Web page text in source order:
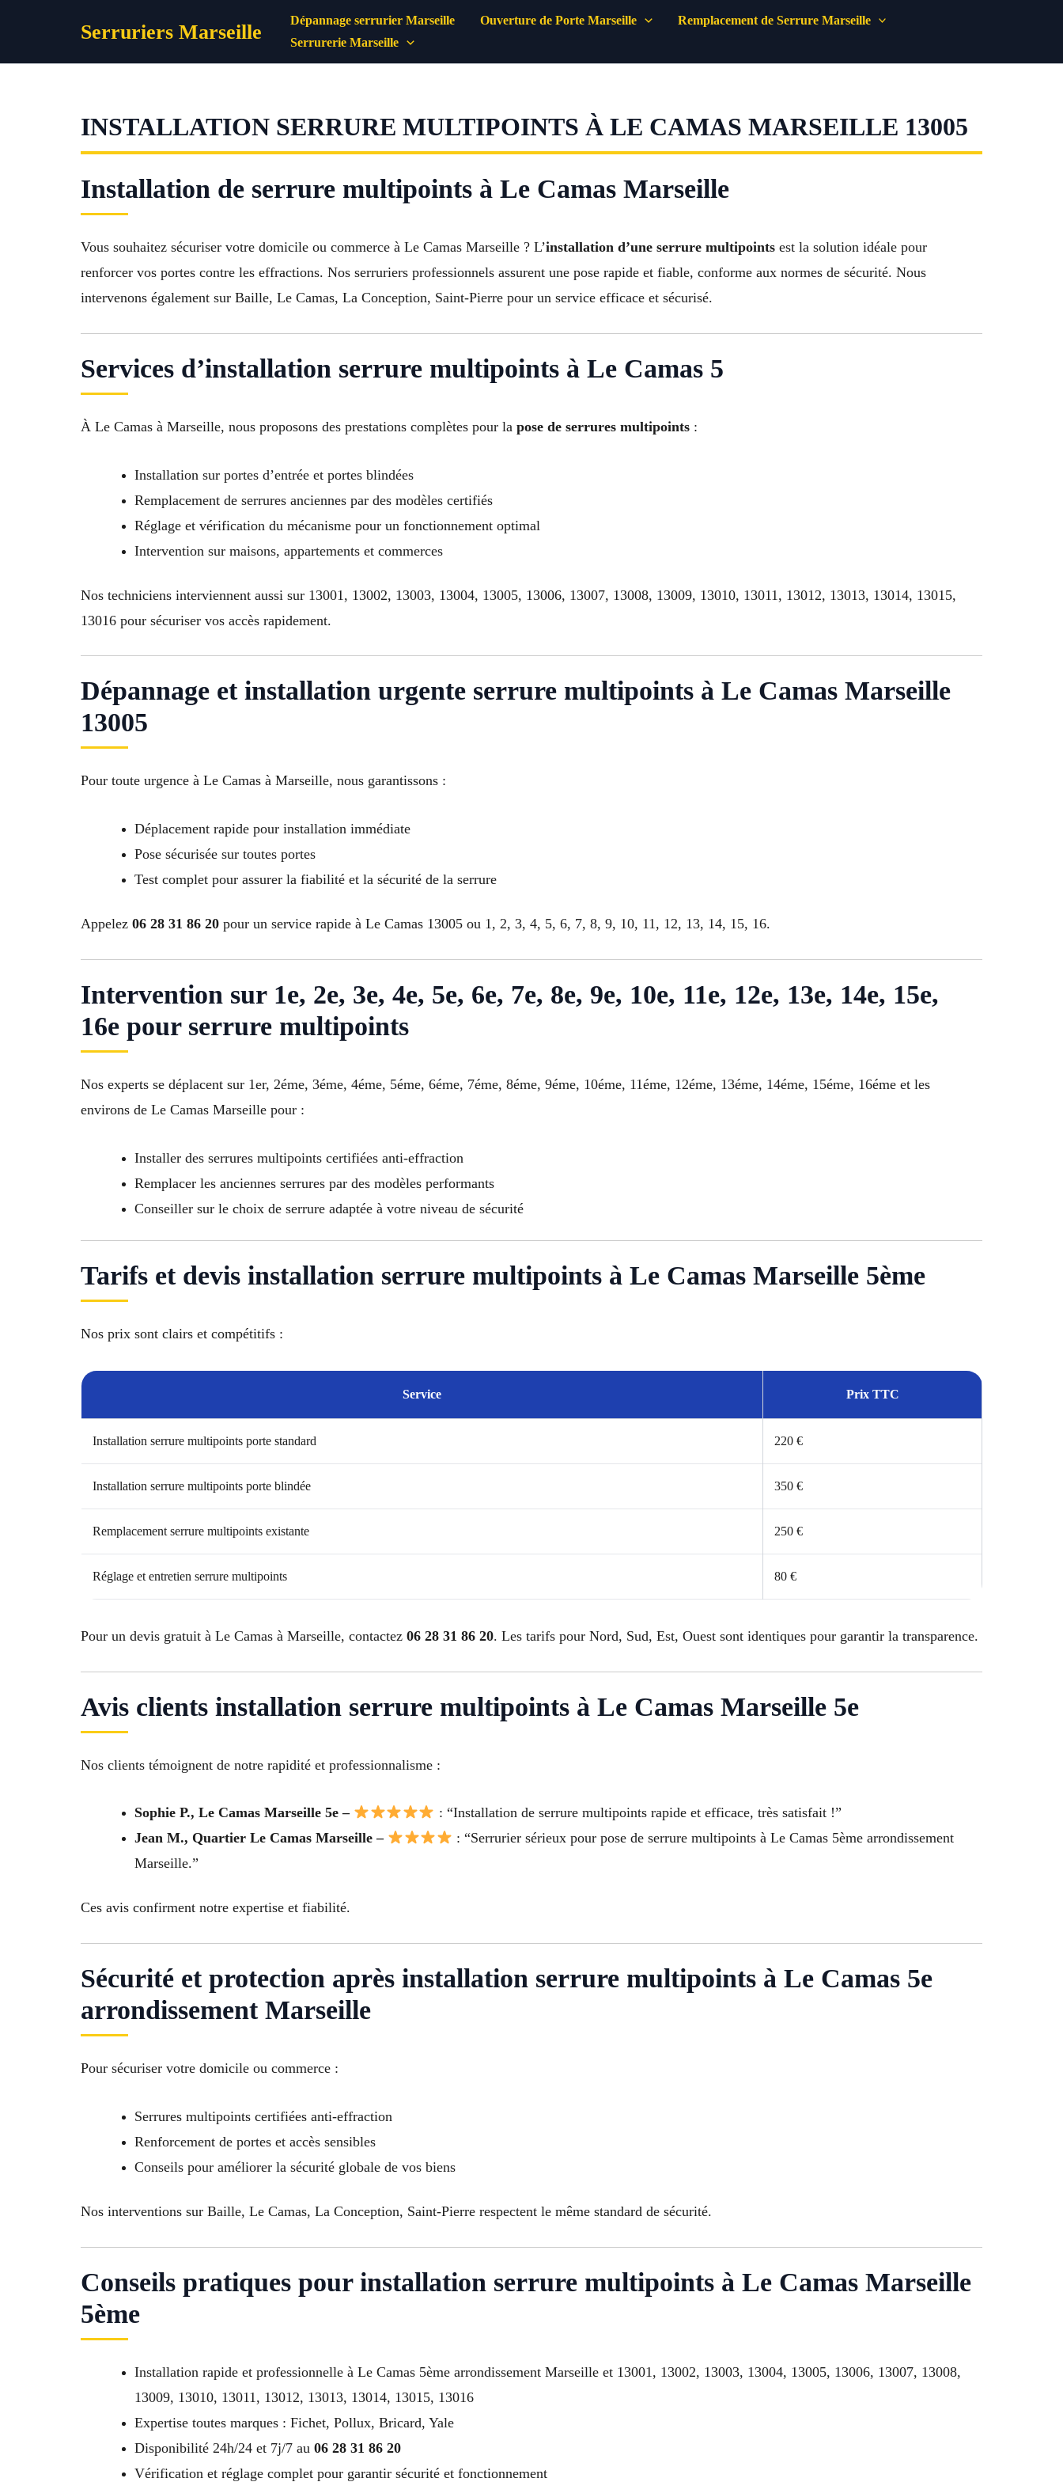
Serruriers Marseille Dépannage serrurier Marseille Ouverture de Porte Marseille
Remplacement de Serrure Marseille
Serrurerie Marseille
INSTALLATION SERRURE MULTIPOINTS À LE CAMAS MARSEILLE 13005
Installation de serrure multipoints à Le Camas Marseille
Vous souhaitez sécuriser votre domicile ou commerce à Le Camas Marseille ? L’installation d’une serrure multipoints est la solution idéale pour
renforcer vos portes contre les effractions. Nos serruriers professionnels assurent une pose rapide et fiable, conforme aux normes de sécurité. Nous
intervenons également sur Baille, Le Camas, La Conception, Saint-Pierre pour un service efficace et sécurisé.
Services d’installation serrure multipoints à Le Camas 5
À Le Camas à Marseille, nous proposons des prestations complètes pour la pose de serrures multipoints :
Installation sur portes d’entrée et portes blindées
Remplacement de serrures anciennes par des modèles certifiés
Réglage et vérification du mécanisme pour un fonctionnement optimal
Intervention sur maisons, appartements et commerces
Nos techniciens interviennent aussi sur 13001, 13002, 13003, 13004, 13005, 13006, 13007, 13008, 13009, 13010, 13011, 13012, 13013, 13014, 13015,
13016 pour sécuriser vos accès rapidement.
Dépannage et installation urgente serrure multipoints à Le Camas Marseille
13005
Pour toute urgence à Le Camas à Marseille, nous garantissons :
Déplacement rapide pour installation immédiate
Pose sécurisée sur toutes portes
Test complet pour assurer la fiabilité et la sécurité de la serrure
Appelez 06 28 31 86 20 pour un service rapide à Le Camas 13005 ou 1, 2, 3, 4, 5, 6, 7, 8, 9, 10, 11, 12, 13, 14, 15, 16.
Intervention sur 1e, 2e, 3e, 4e, 5e, 6e, 7e, 8e, 9e, 10e, 11e, 12e, 13e, 14e, 15e,
16e pour serrure multipoints
Nos experts se déplacent sur 1er, 2éme, 3éme, 4éme, 5éme, 6éme, 7éme, 8éme, 9éme, 10éme, 11éme, 12éme, 13éme, 14éme, 15éme, 16éme et les
environs de Le Camas Marseille pour :
Installer des serrures multipoints certifiées anti-effraction
Remplacer les anciennes serrures par des modèles performants
Conseiller sur le choix de serrure adaptée à votre niveau de sécurité
Tarifs et devis installation serrure multipoints à Le Camas Marseille 5ème
Nos prix sont clairs et compétitifs :
Service Prix TTC
Installation serrure multipoints porte standard 220 €
Installation serrure multipoints porte blindée 350 €
Remplacement serrure multipoints existante 250 €
Réglage et entretien serrure multipoints 80 €
Pour un devis gratuit à Le Camas à Marseille, contactez 06 28 31 86 20. Les tarifs pour Nord, Sud, Est, Ouest sont identiques pour garantir la transparence.
Avis clients installation serrure multipoints à Le Camas Marseille 5e
Nos clients témoignent de notre rapidité et professionnalisme :
Sophie P., Le Camas Marseille 5e –
: “Installation de serrure multipoints rapide et efficace, très satisfait !”
Jean M., Quartier Le Camas Marseille –
: “Serrurier sérieux pour pose de serrure multipoints à Le Camas 5ème arrondissement
Marseille.”
Ces avis confirment notre expertise et fiabilité.
Sécurité et protection après installation serrure multipoints à Le Camas 5e
arrondissement Marseille
Pour sécuriser votre domicile ou commerce :
Serrures multipoints certifiées anti-effraction
Renforcement de portes et accès sensibles
Conseils pour améliorer la sécurité globale de vos biens
Nos interventions sur Baille, Le Camas, La Conception, Saint-Pierre respectent le même standard de sécurité.
Conseils pratiques pour installation serrure multipoints à Le Camas Marseille
5ème
Installation rapide et professionnelle à Le Camas 5ème arrondissement Marseille et 13001, 13002, 13003, 13004, 13005, 13006, 13007, 13008,
13009, 13010, 13011, 13012, 13013, 13014, 13015, 13016
Expertise toutes marques : Fichet, Pollux, Bricard, Yale
Disponibilité 24h/24 et 7j/7 au 06 28 31 86 20
Vérification et réglage complet pour garantir sécurité et fonctionnement